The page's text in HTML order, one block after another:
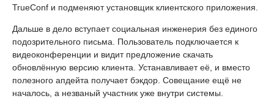
TrueConf и подменяют установщик клиентского приложения.
Дальше в дело вступает социальная инженерия без единого
подозрительного письма. Пользователь подключается к
видеоконференции и видит предложение скачать
обновлённую версию клиента. Устанавливает её, и вместо
полезного апдейта получает бэкдор. Совещание ещё не
началось, а незваный участник уже внутри системы.